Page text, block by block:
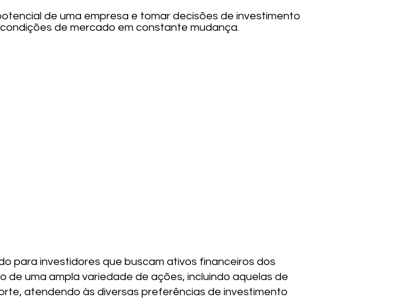
de uma empresa e tomar decisões de investimento
de mercado em constante mudança.
para investidores que buscam ativos financeiros dos
de uma ampla variedade de ações, incluindo aquelas de
atendendo às diversas preferências de investimento